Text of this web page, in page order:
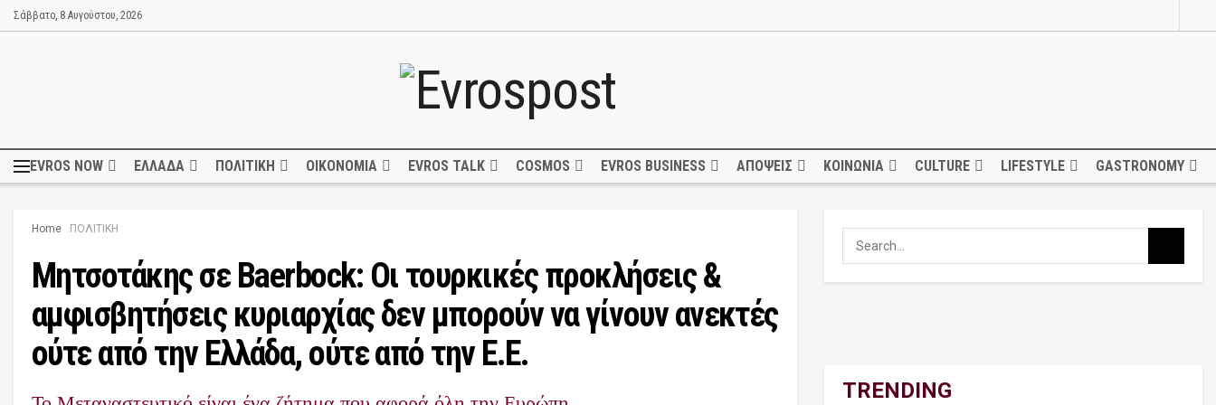
Σάββατο, 8 Αυγούστου, 2026
EVROS NOW ΕΛΛΑΔΑ ΠΟΛΙΤΙΚΗ ΟΙΚΟΝΟΜΙΑ EVROS TALK COSMOS EVROS BUSINESS ΑΠΟΨΕΙΣ ΚΟΙΝΩΝΙΑ CULTURE LIFESTYLE GASTRONOMY
Home ΠΟΛΙΤΙΚΗ
Μητσοτάκης σε Baerbock: Oι τουρκικές προκλήσεις &
αμφισβητήσεις κυριαρχίας δεν μπορούν να γίνουν ανεκτές
ούτε από την Ελλάδα, ούτε από την Ε.Ε.
TRENDING